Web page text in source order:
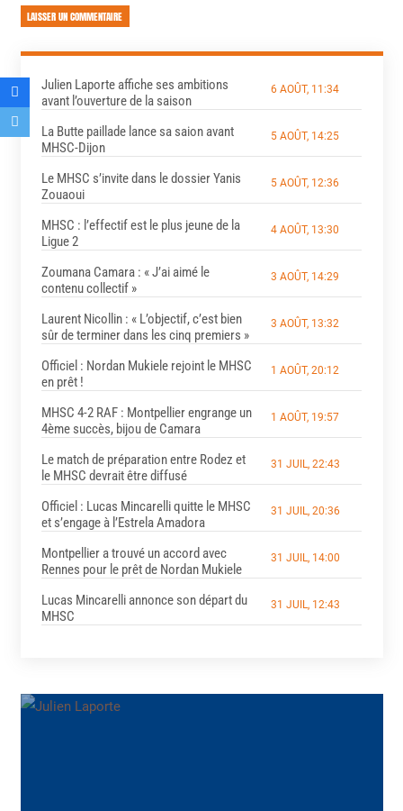
LAISSER UN COMMENTAIRE
Julien Laporte affiche ses ambitions
avant l’ouverture de la saison
6 AOÛT, 11:34
La Butte paillade lance sa saion avant
MHSC-Dijon
5 AOÛT, 14:25
Le MHSC s’invite dans le dossier Yanis
Zouaoui
5 AOÛT, 12:36
MHSC : l’effectif est le plus jeune de la
Ligue 2
4 AOÛT, 13:30
Zoumana Camara : « J’ai aimé le
contenu collectif »
3 AOÛT, 14:29
Laurent Nicollin : « L’objectif, c’est bien
sûr de terminer dans les cinq premiers »
3 AOÛT, 13:32
Officiel : Nordan Mukiele rejoint le MHSC
en prêt !
1 AOÛT, 20:12
MHSC 4-2 RAF : Montpellier engrange un
4ème succès, bijou de Camara
1 AOÛT, 19:57
Le match de préparation entre Rodez et
le MHSC devrait être diffusé
31 JUIL, 22:43
Officiel : Lucas Mincarelli quitte le MHSC
et s’engage à l’Estrela Amadora
31 JUIL, 20:36
Montpellier a trouvé un accord avec
Rennes pour le prêt de Nordan Mukiele
31 JUIL, 14:00
Lucas Mincarelli annonce son départ du
MHSC
31 JUIL, 12:43